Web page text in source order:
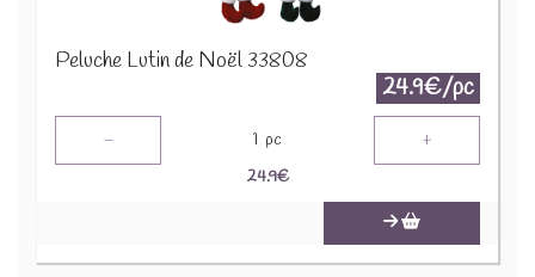
Peluche Lutin de Noël 33808
24.9€/pc
- 1 pc +
24.9€